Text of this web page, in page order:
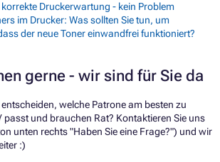
Druckerwartung - kein Problem
im Drucker: Was sollten Sie tun, um
der neue Toner einwandfrei funktioniert?
gerne - wir sind für Sie da
welche Patrone am besten zu
passt und brauchen Rat? Kontaktieren Sie uns
unten rechts "Haben Sie eine Frage?") und wir
:)